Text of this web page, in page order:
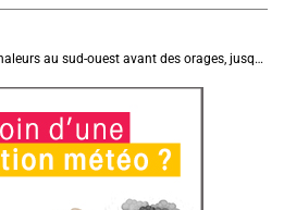
Météo aujourd'hui : très fortes chaleurs au sud-ouest avant des orages, jusqu'à 39°C